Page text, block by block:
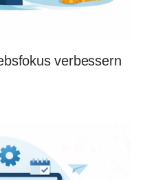
verbessern